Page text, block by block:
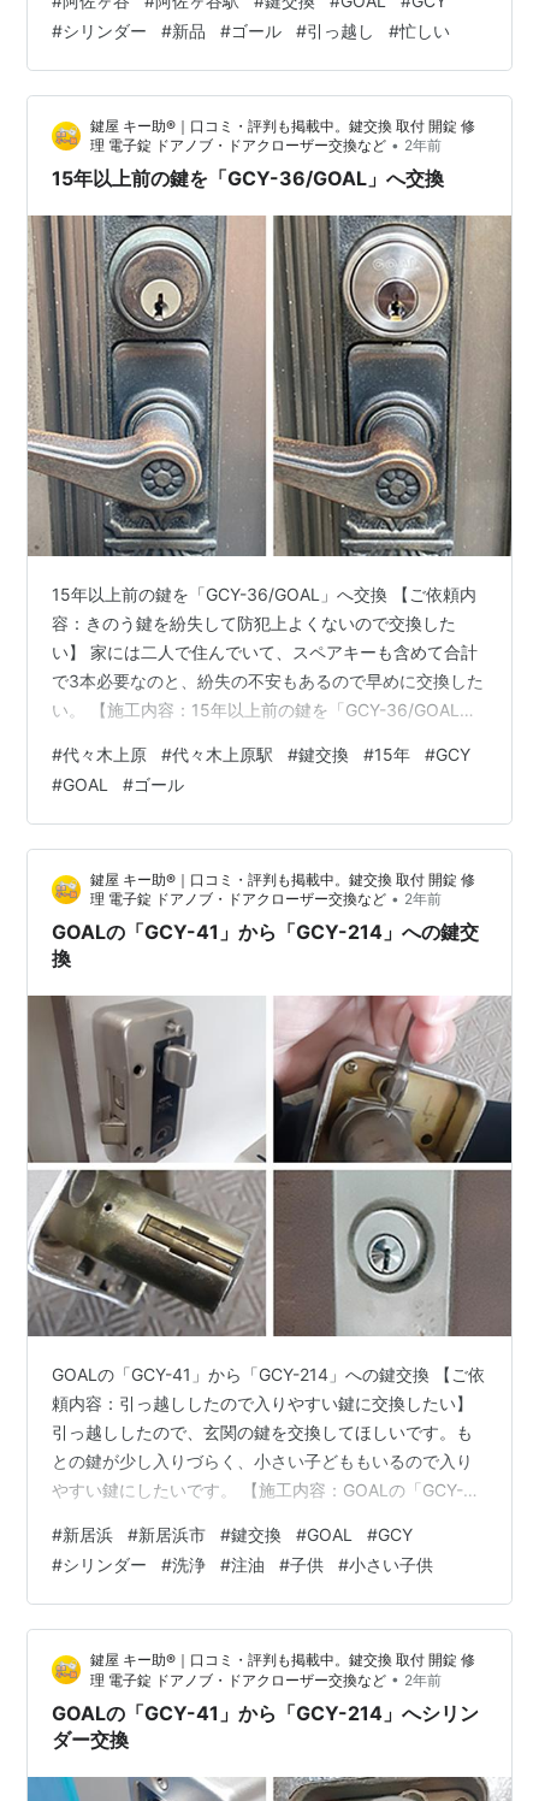
せを行い、元々付いていたシリンダーと同じ部品が在庫
にあったため、その場で交換させて頂く事になりまし
た。 なお、今回、交換した部品はGOAL社「GCY-264」
です。 プッシュプルハンドルを外すとシリンダーもくっ
ついてくるので、比較的早く交換する事ができました。
お客様にも喜んで…
#シリンダー #新品 #ゴール #引っ越し #忙しい
鍵屋 キー助®｜口コミ・評判も掲載中。鍵交換 取付 開錠 修
理 電子錠 ドアノブ・ドアクローザー交換など • 2年前
15年以上前の鍵を「GCY-36/GOAL」へ交換
15年以上前の鍵を「GCY-36/GOAL」へ交換 【ご依頼内
容：きのう鍵を紛失して防犯上よくないので交換した
い】 家には二人で住んでいて、スペアキーも含めて合計
で3本必要なのと、紛失の不安もあるので早めに交換した
い。 【施工内容：15年以上前の鍵を「GCY-36/GOAL」
で、今も交換できるシリンダーがあるか不安ですが、な
んとかお願いしたい。」との事でした。 お客様とご相談
の上、通常在庫品にて交換可能な製品であった為、ご依
頼日の当日中の交換作業となりました。 今回、交換させ
ていただいたGOALの「GCY-36」は、それほど時間をか
けずに交換…
#代々木上原 #代々木上原駅 #鍵交換 #15年 #GCY
#GOAL #ゴール
鍵屋 キー助®｜口コミ・評判も掲載中。鍵交換 取付 開錠 修
理 電子錠 ドアノブ・ドアクローザー交換など • 2年前
GOALの「GCY-41」から「GCY-214」への鍵交
換
GOALの「GCY-41」から「GCY-214」への鍵交換 【ご依
頼内容：引っ越ししたので入りやすい鍵に交換したい】
引っ越ししたので、玄関の鍵を交換してほしいです。も
との鍵が少し入りづらく、小さい子どももいるので入り
やすい鍵にしたいです。 【施工内容：GOALの「GCY-
と、GOAL社のシリンダーでギザギザタイプの「GCY-
41」が取り付けられておりました。 鍵の差し込みやすさ
と同時に防犯性もお求めでしたので、ディンプルキーと
いう防犯性の高い「GCY-214/GOAL」へ交換させて頂く
運びとなりました。 まずは、鍵をお借りして上側の小…
#新居浜 #新居浜市 #鍵交換 #GOAL #GCY
#シリンダー #洗浄 #注油 #子供 #小さい子供
鍵屋 キー助®｜口コミ・評判も掲載中。鍵交換 取付 開錠 修
理 電子錠 ドアノブ・ドアクローザー交換など • 2年前
GOALの「GCY-41」から「GCY-214」へシリン
ダー交換